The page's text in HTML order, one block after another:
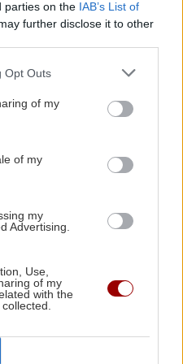
parties on the IAB’s List of
further disclose it to other
Opt Outs
of my
of my
my
Advertising.
Use,
of my
with the
21:06
Με μεγάλη
δράση - 285 ζώα
21:00
Κρήτης από την
Ευρώπης
ξαναγράψω ποτέ
Χατζιδάκις» με